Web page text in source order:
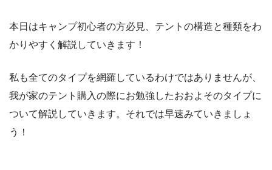
本日はキャンプ初心者の方必見、テントの構造と種類をわ
かりやすく解説していきます！
私も全てのタイプを網羅しているわけではありませんが、
我が家のテント購入の際にお勉強したおおよそのタイプに
ついて解説していきます。それでは早速みていきましょ
う！